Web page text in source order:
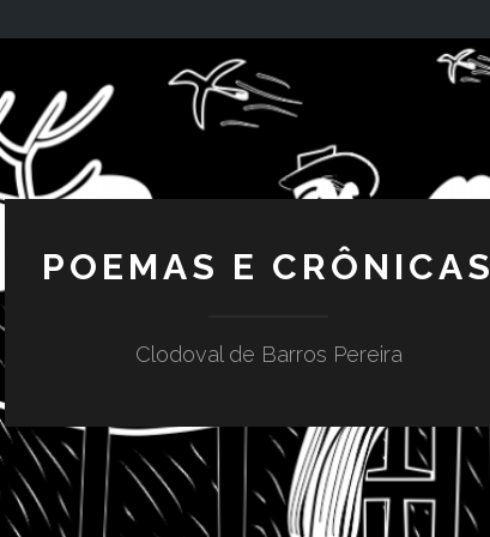
POEMAS E CRÔNICAS
Clodoval de Barros Pereira